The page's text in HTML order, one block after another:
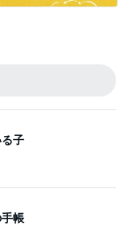
子
帳